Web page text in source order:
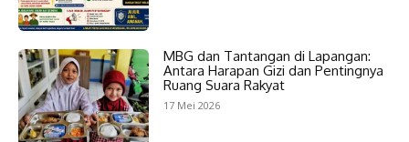
MBG dan Tantangan di Lapangan:
Antara Harapan Gizi dan Pentingnya
Ruang Suara Rakyat
17 Mei 2026